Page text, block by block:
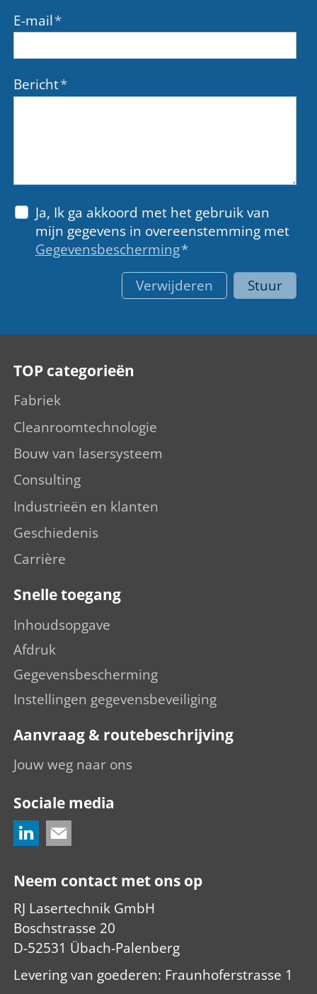
E-mail*
Bericht*
Ja, Ik ga akkoord met het gebruik van
mijn gegevens in overeenstemming met
Gegevensbescherming*
Verwijderen
Stuur
TOP categorieën
Fabriek
Cleanroomtechnologie
Bouw van lasersysteem
Consulting
Industrieën en klanten
Geschiedenis
Carrière
Snelle toegang
Inhoudsopgave
Afdruk
Gegevensbescherming
Instellingen gegevensbeveiliging
Aanvraag & routebeschrijving
Jouw weg naar ons
Sociale media
Neem contact met ons op
RJ Lasertechnik GmbH
Boschstrasse 20
D-52531 Übach-Palenberg
Levering van goederen: Fraunhoferstrasse 1